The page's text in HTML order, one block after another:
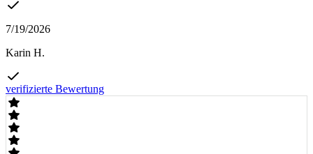
7/19/2026
Karin H.
verifizierte Bewertung